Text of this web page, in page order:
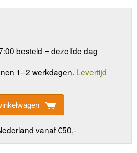
besteld = dezelfde dag
1–2 werkdagen. Levertijd
vanaf €50,-